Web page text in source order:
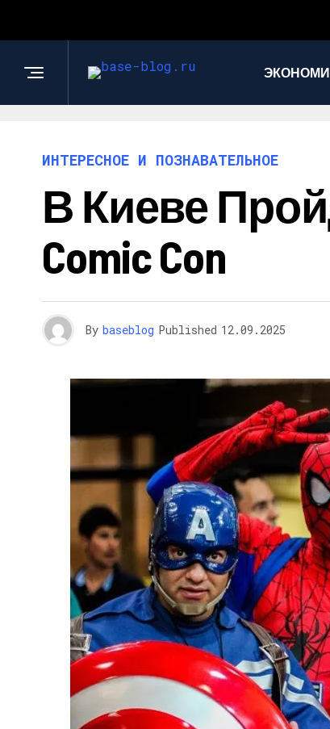
ИНТЕРЕСНОЕ И ПОЗНАВАТЕЛЬНОЕ
В Киеве
Comic Con
By baseblog Published 12.09.2025